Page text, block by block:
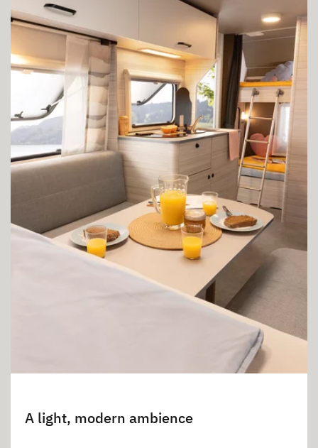
A light, modern ambience